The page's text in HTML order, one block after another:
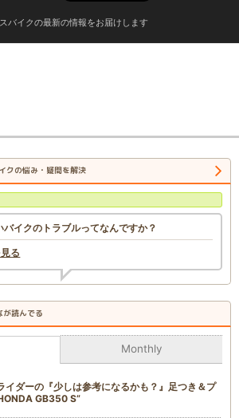
バイクの最新の情報をお届けします
クの悩み・疑問を解決
イクのトラブルってなんですか？
る
が読んでる
Monthly
イダーの『少しは参考になるかも？』足つき＆プ
GB350 S”